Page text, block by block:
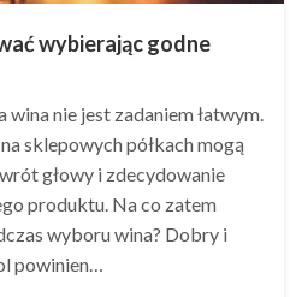
wybierając godne
nie jest zadaniem łatwym.
sklepowych półkach mogą
głowy i zdecydowanie
produktu. Na co zatem
wyboru wina? Dobry i
powinien…